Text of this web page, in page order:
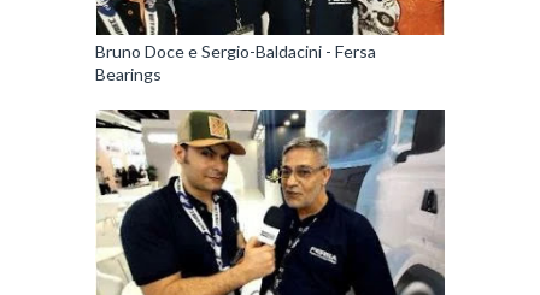
Bruno Doce e Sergio-Baldacini - Fersa
Bearings